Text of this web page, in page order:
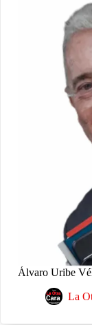
Álvaro Uribe
La